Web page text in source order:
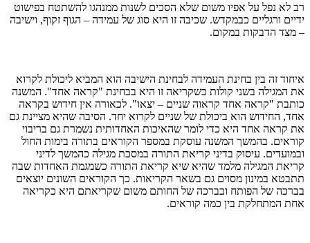
רב לא נפל על אפיו משום שלא הסכים לשנות ממנהגו להשתטח בפישוט
ידיים ורגליים כבמקדש. שכיבה זו היא סוג של עמידה – הגוף זקוף, וישיבה
– מצד הדבקות במקום.
איחוד זה בין בחינת העמידה לבחינת הישיבה הוא המביא ליכולת לקרוא
את המגילה בשני קולות כשקריאה זו היא בבחינת "קראה אחד". המשנה
כותבת "קראה אחד קראוה שניים – יצאו". לכאורה אין חידוש בקראה
אחד, החידוש הוא ביכולת של שניים לקרוא יחד. הסיבה שהיא מציינת גם
את קראה אחד היא כדי לומר שהאיכות האחדותית נשמרת גם בריבוי
קוראים. בהמשך המשנה עוסקת במספר הקוראים בתורה בימות החול
ובמועדים. עיסוק בדיני קריאת התורה במסכת מגילה כהמשך לדיני
קריאת המגילה מלמד שהיא שיא קריאת התורה כשמגמת האחדות שבה
תתבטא במינון מסוים גם בשאר הקריאות. כך הקוראים השונים יוצאים
בברכה של הפותח ובברכה של החותם משום שקריאתם היא כקריאה
אחת המתחלקת בין כמה קוראים.